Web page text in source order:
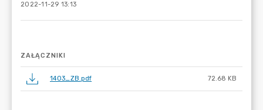
2022-11-29 13:13
ZAŁĄCZNIKI
1403_ZB.pdf 72.68 KB